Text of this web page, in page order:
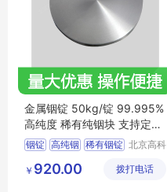
金属铟锭 50kg/锭 99.995%
高纯度 稀有纯铟块 支持定制
保质保量
铟锭 高纯铟 稀有铟锭 北京高科
技有限公
￥ 920.00 拨打电话